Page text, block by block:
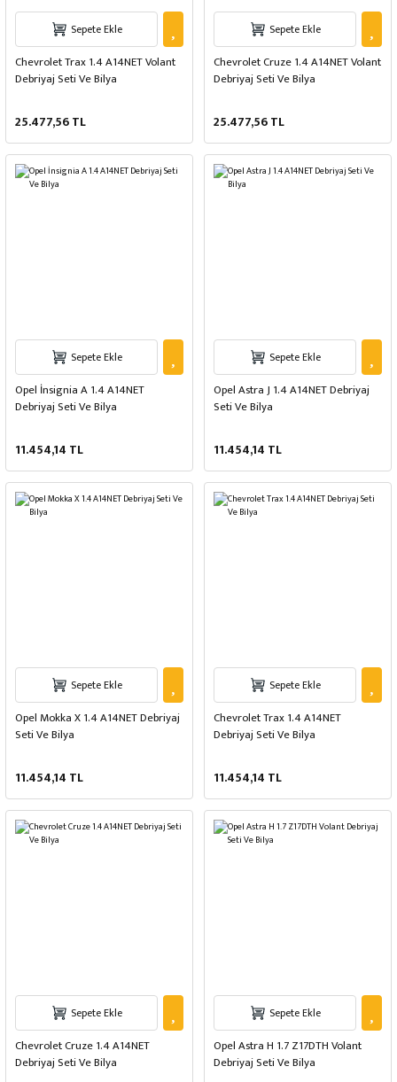
Sepete Ekle
Chevrolet Trax 1.4 A14NET Volant
Debriyaj Seti Ve Bilya
25.477,56 TL
Sepete Ekle
Chevrolet Cruze 1.4 A14NET Volant
Debriyaj Seti Ve Bilya
25.477,56 TL
Sepete Ekle
Opel İnsignia A 1.4 A14NET
Debriyaj Seti Ve Bilya
11.454,14 TL
Sepete Ekle
Opel Astra J 1.4 A14NET Debriyaj
Seti Ve Bilya
11.454,14 TL
Sepete Ekle
Opel Mokka X 1.4 A14NET Debriyaj
Seti Ve Bilya
11.454,14 TL
Sepete Ekle
Chevrolet Trax 1.4 A14NET
Debriyaj Seti Ve Bilya
11.454,14 TL
Sepete Ekle
Chevrolet Cruze 1.4 A14NET
Debriyaj Seti Ve Bilya
Sepete Ekle
Opel Astra H 1.7 Z17DTH Volant
Debriyaj Seti Ve Bilya